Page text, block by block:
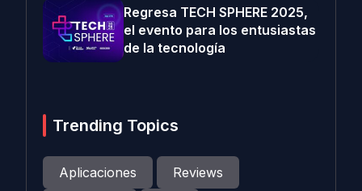
Regresa TECH SPHERE 2025,
el evento para los entusiastas
de la tecnología
Trending Topics
Aplicaciones Reviews